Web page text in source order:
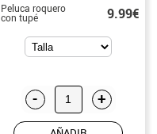
Peluca roquero
con tupé 9.99€
- +